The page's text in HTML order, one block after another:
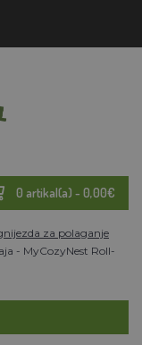
0 artikal(a) - 0,00€
za polaganje
- MyCozyNest Roll-